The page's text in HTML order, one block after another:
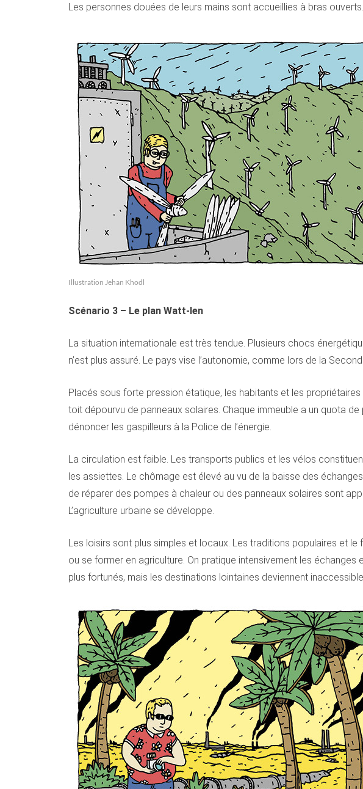
Les personnes douées de leurs mains sont accueillies à bras
Illustration Jehan Khodl
Scénario 3 – Le plan Watt-len
La situation internationale est très tendue. Plusieurs chocs
n’est plus assuré. Le pays vise l’autonomie, comme lors de la
Placés sous forte pression étatique, les habitants et les propriétaires
toit dépourvu de panneaux solaires. Chaque immeuble a un quota
dénoncer les gaspilleurs à la Police de l’énergie.
La circulation est faible. Les transports publics et les vélos
les assiettes. Le chômage est élevé au vu de la baisse des
de réparer des pompes à chaleur ou des panneaux solaires sont
L’agriculture urbaine se développe.
Les loisirs sont plus simples et locaux. Les traditions populaires et
ou se former en agriculture. On pratique intensivement les
plus fortunés, mais les destinations lointaines deviennent